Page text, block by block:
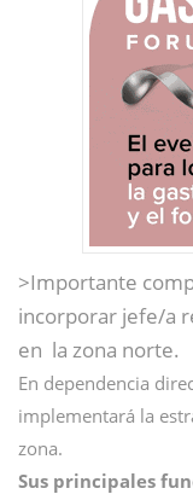
>Importante
incorporar jefe/a
en la zona norte.
En dependencia
implementará la
zona.
Sus principales